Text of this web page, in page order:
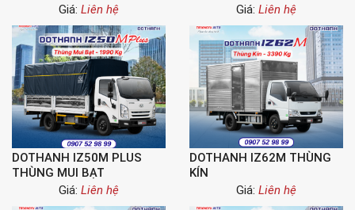
Giá: Liên hệ
Giá: Liên hệ
DOTHANH IZ50M PLUS
THÙNG MUI BẠT
Giá: Liên hệ
DOTHANH IZ62M THÙNG
KÍN
Giá: Liên hệ